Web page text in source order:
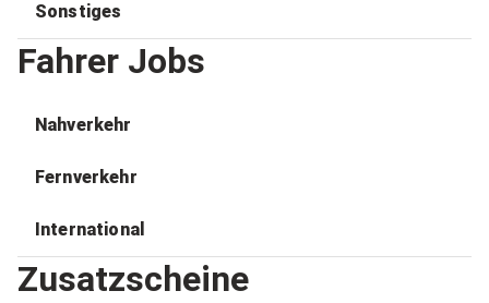
Sonstiges
Fahrer Jobs
Nahverkehr
Fernverkehr
International
Zusatzscheine